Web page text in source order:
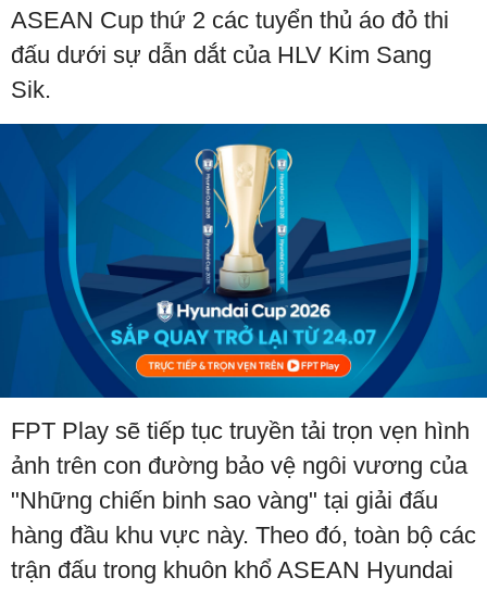
ASEAN Cup thứ 2 các tuyển thủ áo đỏ thi
đấu dưới sự dẫn dắt của HLV Kim Sang
Sik.
FPT Play sẽ tiếp tục truyền tải trọn vẹn hình
ảnh trên con đường bảo vệ ngôi vương của
"Những chiến binh sao vàng" tại giải đấu
hàng đầu khu vực này. Theo đó, toàn bộ các
trận đấu trong khuôn khổ ASEAN Hyundai